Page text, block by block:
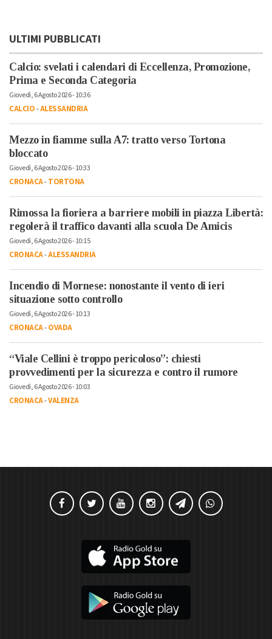
ULTIMI PUBBLICATI
Calcio: svelati i calendari di Eccellenza, Promozione,
Prima e Seconda Categoria
Giovedì, 6 Agosto 2026 - 10:36
CALCIO-ALESSANDRIA
Mezzo in fiamme sulla A7: tratto verso Tortona
bloccato
Giovedì, 6 Agosto 2026 - 10:33
CRONACA-TORTONA
Rimossa la fioriera a barriere mobili in piazza Libertà:
regolerà il traffico davanti alla scuola De Amicis
Giovedì, 6 Agosto 2026 - 10:15
CRONACA-ALESSANDRIA
Incendio di Mornese: nonostante il vento di ieri
situazione sotto controllo
Giovedì, 6 Agosto 2026 - 10:13
CRONACA-OVADA
“Viale Cellini è troppo pericoloso”: chiesti
provvedimenti per la sicurezza e contro il rumore
Giovedì, 6 Agosto 2026 - 10:03
CRONACA-VALENZA